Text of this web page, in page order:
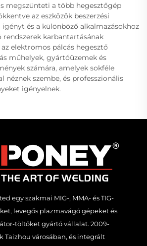
megszünteti a több hegesztőgép
az eszközök beszerzési
és a különböző alkalmazásokhoz
rendszerek karbantartásának
elektromos pálcás hegesztő
műhelyek, gyártóüzemek és
számára, amelyek sokféle
néznek szembe, és professzionális
igényelnek.
egy szakmai MIG-, MMA- és TIG-
levegős plazmavágó gépeket és
töltőket gyártó vállalat. 2009-
Taizhou városában, és integrált